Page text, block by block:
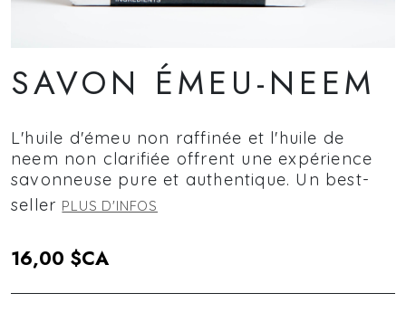
SAVON ÉMEU-NEEM
L'huile d'émeu non raffinée et l'huile de
neem non clarifiée offrent une expérience
savonneuse pure et authentique. Un best-
seller PLUS D'INFOS
16,00 $CA